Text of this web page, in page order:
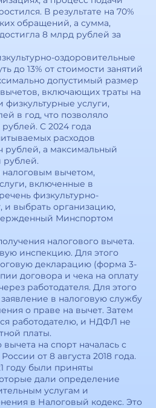
В результате на 70%
обращений, а сумма,
8 млрд рублей за
оздоровительные
до 13% от стоимости занятий
допустимый размер
включающих траты на
физкультурные услуги,
в год, что позволяло
рублей. С 2024 года
расходов
рублей, а максимальный
рублей.
налоговым вычетом,
включенные в
физкультурно-
и выбрать организацию,
Минспортом
налогового вычета.
инспекцию. Для этого
декларацию (форма 3-
договора и чека на оплату
работодателя. Для этого
в налоговую службу
о праве на вычет. Затем
работодателю, и НДФЛ не
платы.
на спорт началась с
от 8 августа 2018 года.
году были приняты
дали определение
услугам и
в Налоговый кодекс. Это